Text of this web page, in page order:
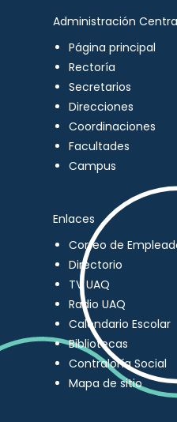
Administración
Página principal
Rectoría
Secretarios
Direcciones
Coordinaciones
Facultades
Campus
Enlaces
Correo de
Directorio
TV UAQ
Radio UAQ
Calendario Escolar
Bibliotecas
Contraloría Social
Mapa de sitio